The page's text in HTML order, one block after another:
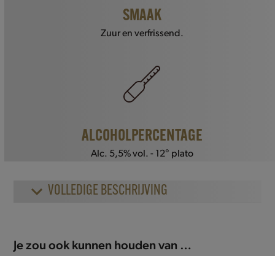
SMAAK
Zuur en verfrissend.
ALCOHOLPERCENTAGE
Alc. 5,5% vol. - 12° plato
VOLLEDIGE BESCHRIJVING
Je zou ook kunnen houden van …